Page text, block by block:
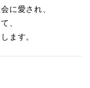
に愛され、
、
ます。